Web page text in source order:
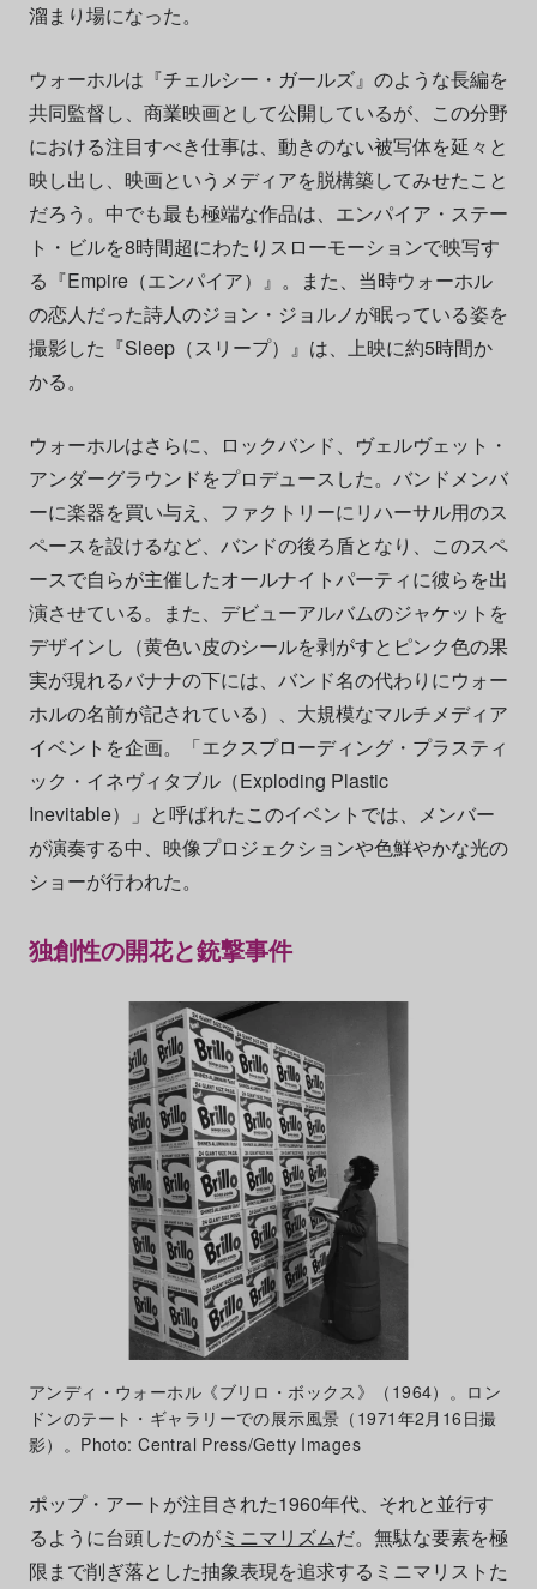
溜まり場になった。
ウォーホルは『チェルシー・ガールズ』のような長編を
共同監督し、商業映画として公開しているが、この分野
における注目すべき仕事は、動きのない被写体を延々と
映し出し、映画というメディアを脱構築してみせたこと
だろう。中でも最も極端な作品は、エンパイア・ステー
ト・ビルを8時間超にわたりスローモーションで映写す
る『Empire（エンパイア）』。また、当時ウォーホル
の恋人だった詩人のジョン・ジョルノが眠っている姿を
撮影した『Sleep（スリープ）』は、上映に約5時間か
かる。
ウォーホルはさらに、ロックバンド、ヴェルヴェット・
アンダーグラウンドをプロデュースした。バンドメンバ
ーに楽器を買い与え、ファクトリーにリハーサル用のス
ペースを設けるなど、バンドの後ろ盾となり、このスペ
ースで自らが主催したオールナイトパーティに彼らを出
演させている。また、デビューアルバムのジャケットを
デザインし（黄色い皮のシールを剥がすとピンク色の果
実が現れるバナナの下には、バンド名の代わりにウォー
ホルの名前が記されている）、大規模なマルチメディア
イベントを企画。「エクスプローディング・プラスティ
ック・イネヴィタブル（Exploding Plastic
Inevitable）」と呼ばれたこのイベントでは、メンバー
が演奏する中、映像プロジェクションや色鮮やかな光の
ショーが行われた。
独創性の開花と銃撃事件
アンディ・ウォーホル《ブリロ・ボックス》（1964）。ロン
ドンのテート・ギャラリーでの展示風景（1971年2月16日撮
影）。Photo: Central Press/Getty Images
ポップ・アートが注目された1960年代、それと並行す
るように台頭したのがミニマリズムだ。無駄な要素を極
限まで削ぎ落とした抽象表現を追求するミニマリストた